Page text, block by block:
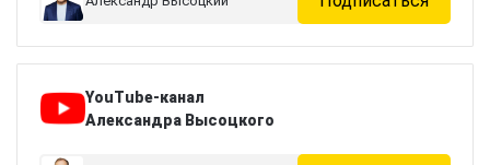
YouTube-канал
Александра Высоцкого